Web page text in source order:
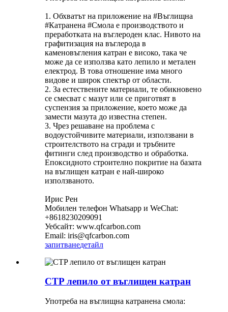
1. Обхватът на приложение на #Въглищна
#Катранена #Смола е производството и
преработката на въглероден клас. Нивото на
графитизация на въглерода в
каменовъгления катран е високо, така че
може да се използва като лепило и метален
електрод. В това отношение има много
видове и широк спектър от области.
2. За естествените материали, те обикновено
се смесват с мазут или се приготвят в
суспензия за приложение, което може да
замести мазута до известна степен.
3. Чрез решаване на проблема с
водоустойчивите материали, използвани в
строителството на сгради и тръбните
фитинги след производство и обработка.
Епоксидното строително покритие на базата
на въглищен катран е най-широко
използваното.
Ирис Рен
Мобилен телефон Whatsapp и WeChat:
+8618230209091
Уебсайт: www.qfcarbon.com
Email: iris@qfcarbon.com
запитванедетайл
CTP лепило от въглищен катран
Употреба на въглищна катранена смола: